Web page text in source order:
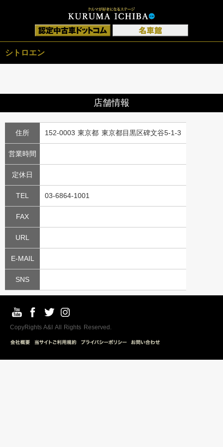
シトロエン
店舗情報
住所 152-0003 東京都 東京都目黒区碑文谷5-1-3
営業時間
定休日
TEL 03-6864-1001
FAX
URL
E-MAIL
SNS
CopyRights A&I All Rights Reserved.